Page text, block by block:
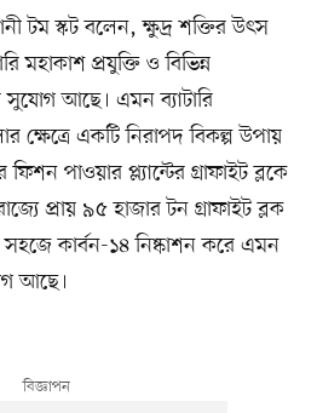
টম স্কট বলেন, ক্ষুদ্র শক্তির উৎস
মহাকাশ প্রযুক্তি ও বিভিন্ন
সুযোগ আছে। এমন ব্যাটারি
ক্ষেত্রে একটি নিরাপদ বিকল্প উপায়
পাওয়ার প্ল্যান্টের গ্রাফাইট ব্লকে
প্রায় ৯৫ হাজার টন গ্রাফাইট ব্লক
সহজে কার্বন-১৪ নিষ্কাশন করে এমন
আছে।